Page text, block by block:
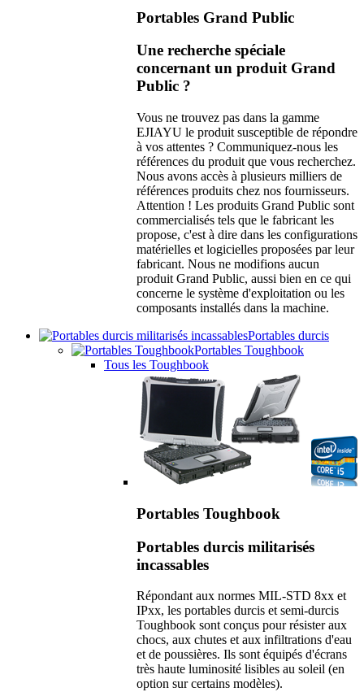
Portables Grand Public
Une recherche spéciale
concernant un produit Grand
Public ?
Vous ne trouvez pas dans la gamme
EJIAYU le produit susceptible de répondre
à vos attentes ? Communiquez-nous les
références du produit que vous recherchez.
Nous avons accès à plusieurs milliers de
références produits chez nos fournisseurs.
Attention ! Les produits Grand Public sont
commercialisés tels que le fabricant les
propose, c'est à dire dans les configurations
matérielles et logicielles proposées par leur
fabricant. Nous ne modifions aucun
produit Grand Public, aussi bien en ce qui
concerne le système d'exploitation ou les
composants installés dans la machine.
Portables durcis
Portables Toughbook
Tous les Toughbook
Portables Toughbook
Portables durcis militarisés
incassables
Répondant aux normes MIL-STD 8xx et
IPxx, les portables durcis et semi-durcis
Toughbook sont conçus pour résister aux
chocs, aux chutes et aux infiltrations d'eau
et de poussières. Ils sont équipés d'écrans
très haute luminosité lisibles au soleil (en
option sur certains modèles).